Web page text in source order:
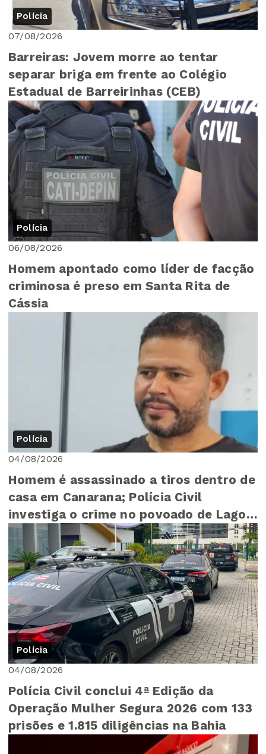
Polícia
07/08/2026
Barreiras: Jovem morre ao tentar
separar briga em frente ao Colégio
Estadual de Barreirinhas (CEB)
Polícia
06/08/2026
Homem apontado como líder de facção
criminosa é preso em Santa Rita de
Cássia
Polícia
04/08/2026
Homem é assassinado a tiros dentro de
casa em Canarana; Polícia Civil
investiga o crime no povoado de Lagoa
do Zeca
Polícia
04/08/2026
Polícia Civil conclui 4ª Edição da
Operação Mulher Segura 2026 com 133
prisões e 1.815 diligências na Bahia